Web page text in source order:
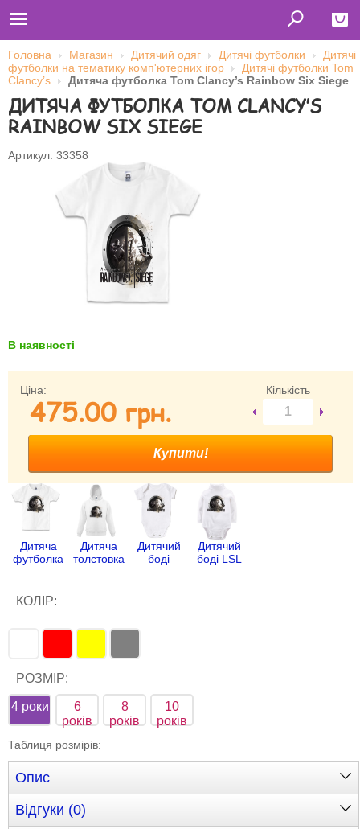
Close
Главная
Футболки
Толстовки (кенгурушки)
Лонгсливы
Оплата и доставка
Сотрудничество
Забули свій пароль?
Забули своє Ім’я Користувача?
Зареєструватися
Головна Магазин Дитячий одяг Дитячі футболки
Дитячі
футболки на тематику комп'ютерних ігор
Дитячі футболки Tom
Clancy’s
Дитяча футболка Tom Clancy’s Rainbow Six Siege
ДИТЯЧА ФУТБОЛКА TOM CLANCY’S
RAINBOW SIX SIEGE
Артикул: 33358
В наявності
Ціна:
475.00 гpн.
Кількість
Дитяча
футболка
Дитяча
толстовка
Дитячий
боді
Дитячий
боді LSL
КОЛІР:
РОЗМІР:
4 роки
6
років
8
років
10
років
Таблиця розмірів:
Опис
Відгуки (0)